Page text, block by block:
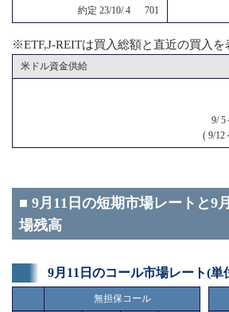
約定 23/10/ 4 701
※ETF,J-REITは買入総額と直近の買入を
米ドル資金供給
9/
( 9/
■ 9月11日の短期市場レートと9
場残高
9月11日のコール市場レート(単
無担保コール